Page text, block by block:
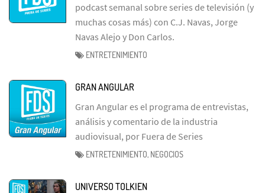
podcast semanal sobre series de televisión (y
muchas cosas más) con C.J. Navas, Jorge
Navas Alejo y Don Carlos.
ENTRETENIMIENTO
GRAN ANGULAR
Gran Angular es el programa de entrevistas,
análisis y comentario de la industria
audiovisual, por Fuera de Series
ENTRETENIMIENTO, NEGOCIOS
UNIVERSO TOLKIEN